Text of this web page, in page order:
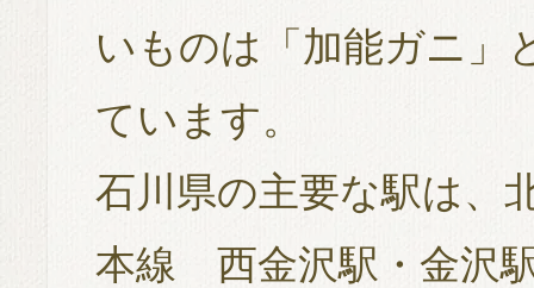
いものは「加能ガニ」
ています。
石川県の主要な駅は、
本線 西金沢駅・金沢